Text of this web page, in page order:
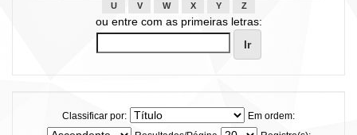
U
V W X Y Z
ou entre com as primeiras letras:
Classificar por:
Em ordem: